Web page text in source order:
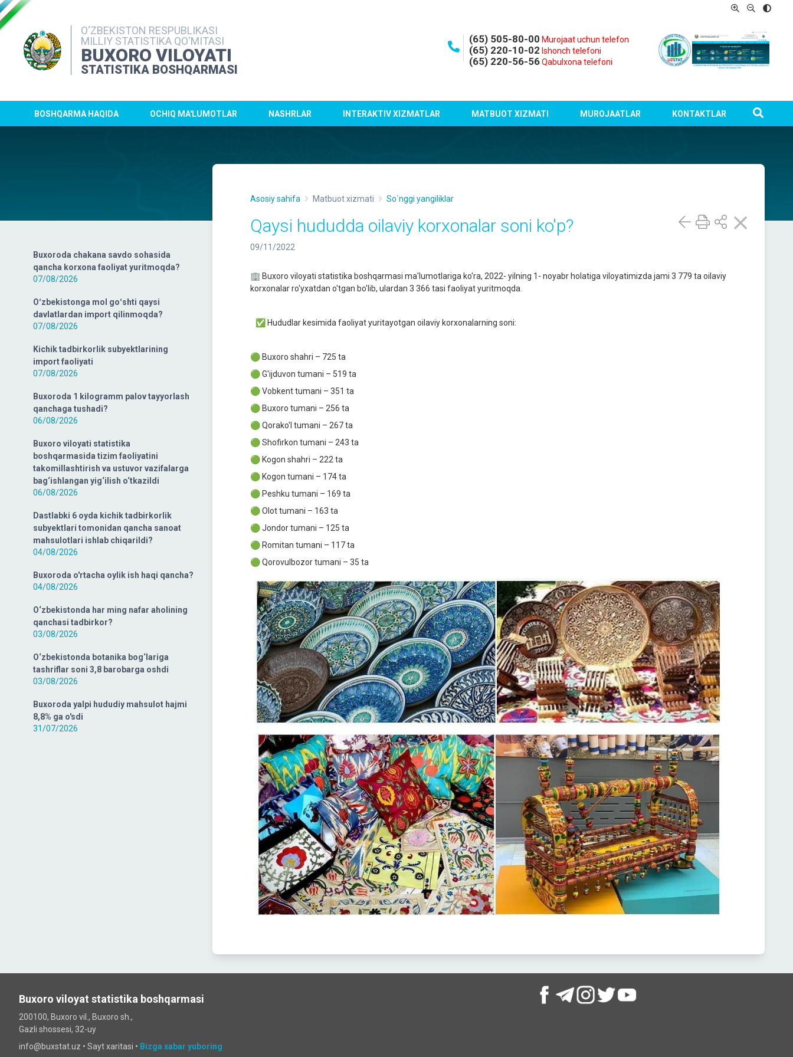
O‘ZBEKISTON RESPUBLIKASI
MILLIY STATISTIKA QO‘MITASI
BUXORO VILOYATI
STATISTIKA BOSHQARMASI
(65) 505-80-00 Murojaat uchun telefon
(65) 220-10-02 Ishonch telefoni
(65) 220-56-56 Qabulxona telefoni
BOSHQARMA HAQIDA OCHIQ MA'LUMOTLAR NASHRLAR INTERAKTIV XIZMATLAR MATBUOT XIZMATI MUROJAATLAR KONTAKTLAR
Buxoroda chakana savdo sohasida
qancha korxona faoliyat yuritmoqda?
07/08/2026
Oʻzbekistonga mol goʻshti qaysi
davlatlardan import qilinmoqda?
07/08/2026
Kichik tadbirkorlik subyektlarining
import faoliyati
07/08/2026
Buxoroda 1 kilogramm palov tayyorlash
qanchaga tushadi?
06/08/2026
Buxoro viloyati statistika
boshqarmasida tizim faoliyatini
takomillashtirish va ustuvor vazifalarga
bag‘ishlangan yig‘ilish o‘tkazildi
06/08/2026
Dastlabki 6 oyda kichik tadbirkorlik
subyektlari tomonidan qancha sanoat
mahsulotlari ishlab chiqarildi?
04/08/2026
Buxoroda o'rtacha oylik ish haqi qancha?
04/08/2026
O‘zbekistonda har ming nafar aholining
qanchasi tadbirkor?
03/08/2026
O‘zbekistonda botanika bog‘lariga
tashriflar soni 3,8 barobarga oshdi
03/08/2026
Buxoroda yalpi hududiy mahsulot hajmi
8,8% ga o'sdi
31/07/2026
Asosiy sahifa Matbuot xizmati So`nggi yangiliklar
Qaysi hududda oilaviy korxonalar soni ko'p?
09/11/2022
🏢 Buxoro viloyati statistika boshqarmasi ma'lumotlariga ko'ra, 2022- yilning 1- noyabr holatiga viloyatimizda jami 3 779 ta oilaviy
korxonalar ro'yxatdan o'tgan bo'lib, ulardan 3 366 tasi faoliyat yuritmoqda.
✅ Hududlar kesimida faoliyat yuritayotgan oilaviy korxonalarning soni:
🟢 Buxoro shahri – 725 ta
🟢 G'ijduvon tumani – 519 ta
🟢 Vobkent tumani – 351 ta
🟢 Buxoro tumani – 256 ta
🟢 Qorako'l tumani – 267 ta
🟢 Shofirkon tumani – 243 ta
🟢 Kogon shahri – 222 ta
🟢 Kogon tumani – 174 ta
🟢 Peshku tumani – 169 ta
🟢 Olot tumani – 163 ta
🟢 Jondor tumani – 125 ta
🟢 Romitan tumani – 117 ta
🟢 Qorovulbozor tumani – 35 ta
Buxoro viloyat statistika boshqarmasi
200100, Buxoro vil., Buxoro sh.,
Gazli shossesi, 32-uy
info@buxstat.uz • Sayt xaritasi • Bizga xabar yuboring